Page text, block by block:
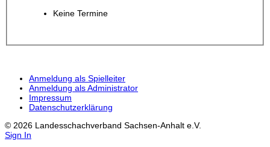
Keine Termine
Anmeldung als Spielleiter
Anmeldung als Administrator
Impressum
Datenschutzerklärung
© 2026 Landesschachverband Sachsen-Anhalt e.V.
Sign In